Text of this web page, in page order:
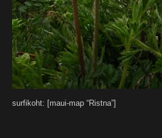
surfikoht: [maui-map “Ristna”]